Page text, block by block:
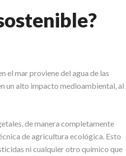
el mar proviene del agua de las
un alto impacto medioambiental, al
de manera completamente
de agricultura ecológica. Esto
ni cualquier otro químico que